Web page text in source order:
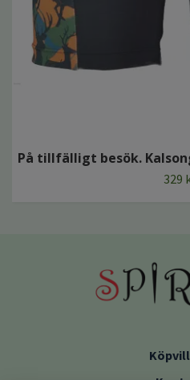
På tillfälligt besök.
329